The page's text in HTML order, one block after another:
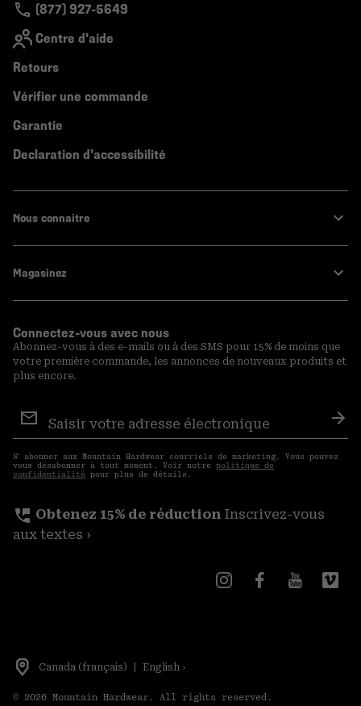
(877) 927-5649
Centre d'aide
Retours
Vérifier une commande
Garantie
Declaration d'accessibilité
Nous connaitre
Magasinez
Connectez-vous avec nous
Abonnez-vous à des e-mails ou à des SMS pour 15% de moins que
votre première commande, les annonces de nouveaux produits et
plus encore.
aux
courriels
S′ abonner aux Mountain Hardwear courriels de marketing. Vous pouvez
vous désabonner à tout moment. Voir notre politique de
confidentialité pour plus de détails.
perm_phone_msg Obtenez 15% de réduction Inscrivez-vous
aux textes ›
Canada (français) English ›
© 2026 Mountain Hardwear. All rights reserved.